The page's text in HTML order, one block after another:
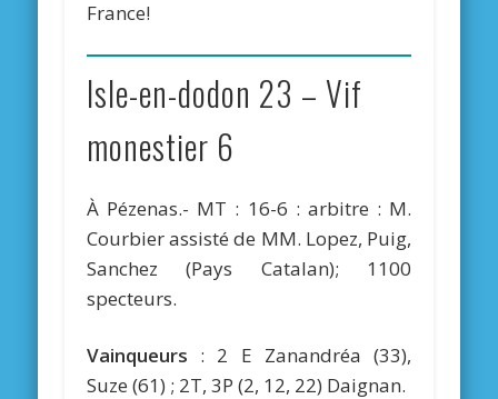
France!
Isle-en-dodon 23 – Vif
monestier 6
À Pézenas.- MT : 16-6 : arbitre : M.
Courbier assisté de MM. Lopez, Puig,
Sanchez (Pays Catalan); 1100
specteurs.
Vainqueurs : 2 E Zanandréa (33),
Suze (61) ; 2T, 3P (2, 12, 22) Daignan.